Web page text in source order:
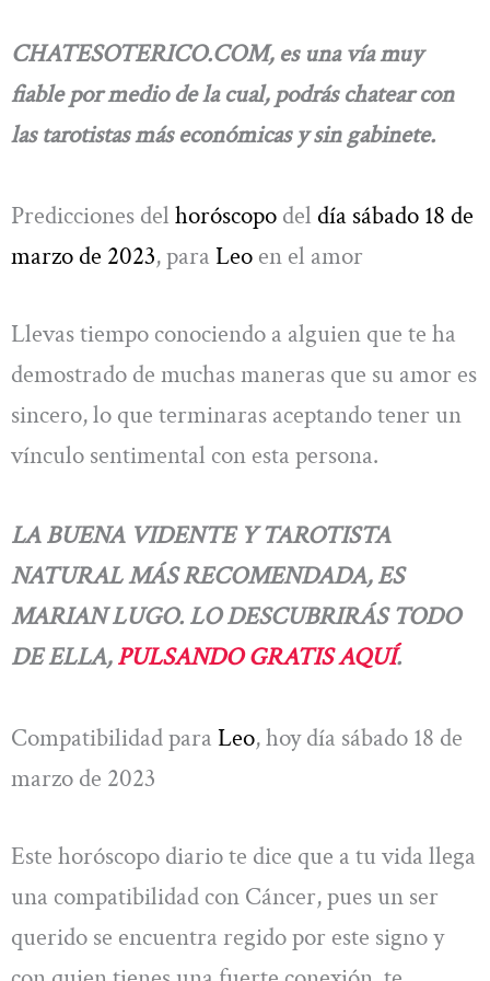
CHATESOTERICO.COM, es una vía muy
fiable por medio de la cual, podrás chatear con
las tarotistas más económicas y sin gabinete.
Predicciones del horóscopo del día sábado 18 de
marzode 2023, para Leo en el amor
Llevas tiempo conociendo a alguien que te ha
demostrado de muchas maneras que su amor es
sincero, lo que terminaras aceptando tener un
vínculo sentimental con esta persona.
LA BUENA VIDENTE Y TAROTISTA
NATURAL MÁS RECOMENDADA, ES
MARIAN LUGO. LO DESCUBRIRÁS TODO
DE ELLA,PULSANDO GRATIS AQUÍ.
Compatibilidad para Leo, hoy día sábado 18 de
marzo de 2023
Este horóscopo diario te dice que a tu vida llega
una compatibilidad con Cáncer, pues un ser
querido se encuentra regido por este signo y